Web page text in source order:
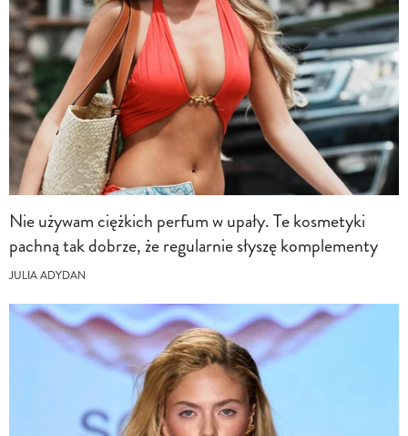
Nie używam ciężkich perfum w upały. Te kosmetyki
pachną tak dobrze, że regularnie słyszę komplementy
JULIA ADYDAN